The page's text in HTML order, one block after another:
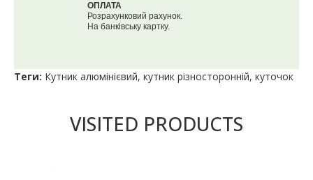
ОПЛАТА
Розрахунковий рахунок.
На банківську картку.
Теги: Кутник алюмінієвий, кутник різносторонній, куточок
VISITED PRODUCTS